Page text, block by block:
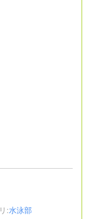
:水泳部